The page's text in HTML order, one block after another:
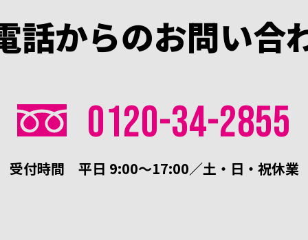
話からのお問い合
0120-34-2855
受付時間 平日 9:00～17:00／土・日・祝休業